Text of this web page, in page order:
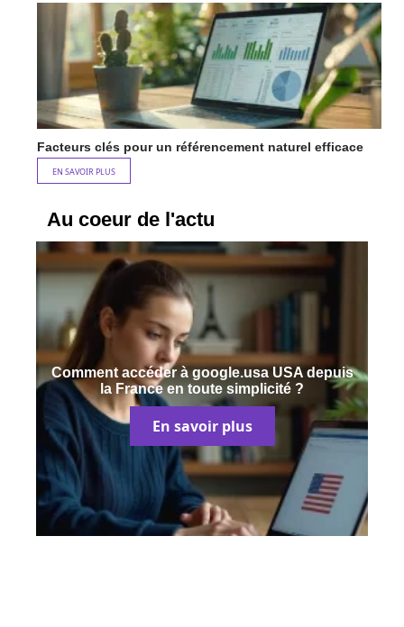
Facteurs clés pour un référencement naturel efficace
EN SAVOIR PLUS
Au coeur de l'actu
Comment accéder à google.usa USA depuis
la France en toute simplicité ?
En savoir plus